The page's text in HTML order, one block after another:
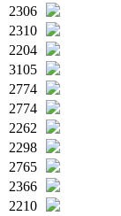
2306
2310
2204
3105
2774
2774
2262
2298
2765
2366
2210